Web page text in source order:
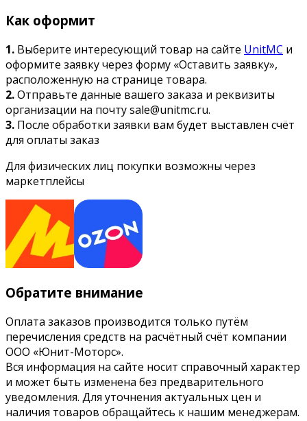
Как оформит
1. Выберите интересующий товар на сайте UnitMC и
оформите заявку через форму «Оставить заявку»,
расположенную на странице товара.
2.Отправьте данные вашего заказа и реквизиты
организации на почту sale@unitmc.ru.
3. После обработки заявки вам будет выставлен счёт
для оплаты заказ
Для физических лиц покупки возможны через
маркетплейсы
Обратите внимание
Оплата заказов производится только путём
перечисления средств на расчётный счёт компании
ООО «Юнит-Моторс».
Вся информация на сайте носит справочный характер
и может быть изменена без предварительного
уведомления. Для уточнения актуальных цен и
наличия товаров обращайтесь к нашим менеджерам.